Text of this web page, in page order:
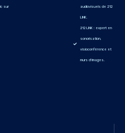
sur audiovisuels de 212
LINK.
212 LINK : expert en
sonorisation,
visioconférence et
murs d'images.